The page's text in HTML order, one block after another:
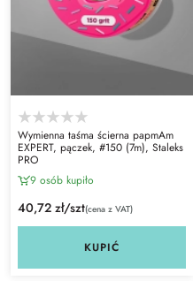
Wymienna taśma ścierna papmAm
EXPERT, pączek, #150 (7m), Staleks
PRO
9 osób kupiło
40,72 zł/szt(cena z VAT)
KUPIĆ